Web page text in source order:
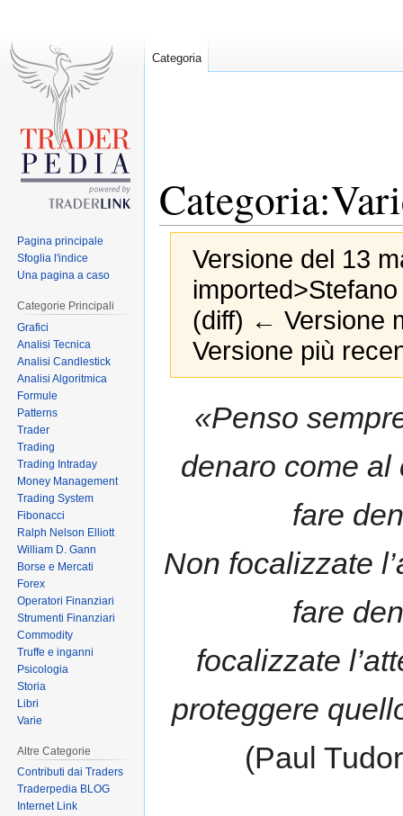
Versione del 13
(diff) ← Versione
Versione più
«Penso
denaro come al
fare
Non focalizzate
fare
focalizzate
proteggere
(Paul
Categoria
Pagina principale
Sfoglia l'indice
Una pagina a caso
Categorie Principali
Grafici
Analisi Tecnica
Analisi Candlestick
Analisi Algoritmica
Formule
Patterns
Trader
Trading
Trading Intraday
Money Management
Trading System
Fibonacci
Ralph Nelson Elliott
William D. Gann
Borse e Mercati
Forex
Operatori Finanziari
Strumenti Finanziari
Commodity
Truffe e inganni
Psicologia
Storia
Libri
Varie
Altre Categorie
Contributi dai Traders
Traderpedia BLOG
Internet Link